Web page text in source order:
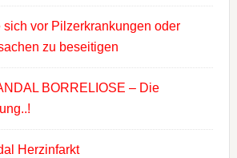
sich vor Pilzerkrankungen oder
zu beseitigen
BORRELIOSE – Die
Herzinfarkt